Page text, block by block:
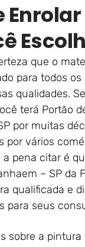
que o
para todos os
qualidades.
terá Portão
por muitas
por vários
pena citar é
– SP da
qualificada e
para seus
sobre a pintura